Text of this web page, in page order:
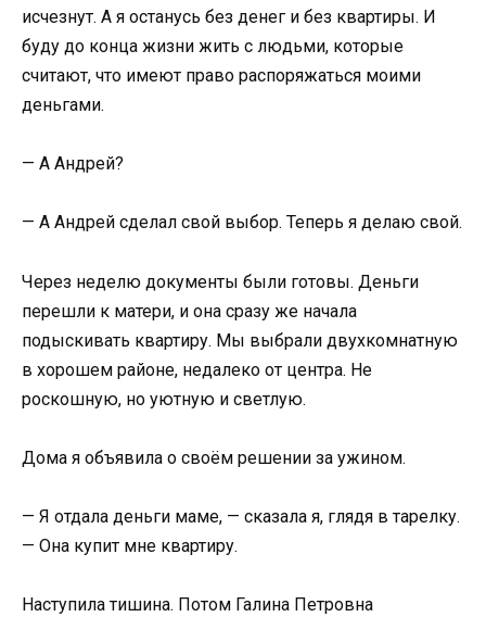
исчезнут. А я останусь без денег и без квартиры. И
буду до конца жизни жить с людьми, которые
считают, что имеют право распоряжаться моими
деньгами.
— А Андрей?
— А Андрей сделал свой выбор. Теперь я делаю свой.
Через неделю документы были готовы. Деньги
перешли к матери, и она сразу же начала
подыскивать квартиру. Мы выбрали двухкомнатную
в хорошем районе, недалеко от центра. Не
роскошную, но уютную и светлую.
Дома я объявила о своём решении за ужином.
— Я отдала деньги маме, — сказала я, глядя в тарелку.
— Она купит мне квартиру.
Наступила тишина. Потом Галина Петровна